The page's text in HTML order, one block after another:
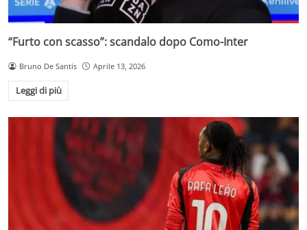
“Furto con scasso”: scandalo dopo Como-Inter
Bruno De Santis Aprile 13, 2026
Leggi di più